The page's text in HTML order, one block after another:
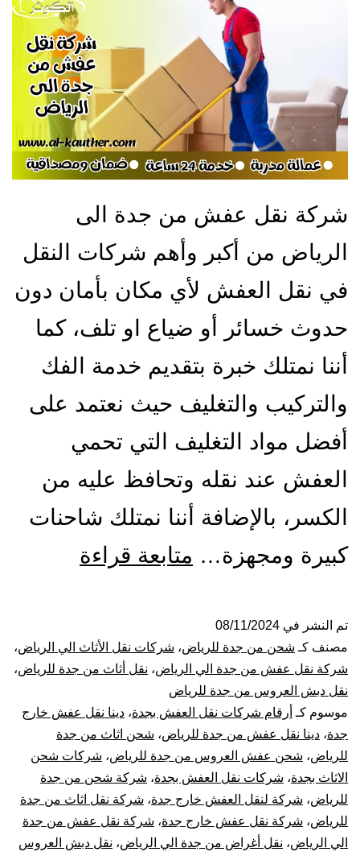
شركة نقل عفش من جدة الى
الرياض من أكبر وأهم شركات النقل
في نقل العفش لأي مكان بأمان دون
حدوث خسائر أو ضياع او تلف، كما
أننا نمتلك خبرة بتقديم خدمة الفك
والتركيب والتغليف حيث نعتمد على
أفضل مواد التغليف التي تحمي
العفش عند نقله وتحافظ عليه من
الكسر، بالإضافة أننا نمتلك شاحنات
كبيرة ومجهزة… متابعة قراءة
من
جدة
الى
الرياض
تم النشر في 08/11/2024
مصنف كـ شحن من جدة للرياض، شركات نقل الأثاث الي الرياض،
شركة نقل عفش من جدة الي الرياض، نقل أثاث من جدة للرياض،
نقل دبش العروس من جدة للرياض
موسوم كـ أرقام شركات نقل العفش بجدة، دينا نقل عفش خارج
جدة، دينا نقل عفش من جدة للرياض، شحن اثاث من جدة
للرياض، شحن عفش العروس من جدة للرياض، شركات شحن
الاثاث بجدة، شركات نقل العفش بجدة، شركة شحن من جدة
للرياض، شركة لنقل العفش خارج جدة، شركة نقل اثاث من جدة
للرياض، شركة نقل عفش خارج جدة، شركة نقل عفش من جدة
الي الرياض، نقل أغراض من جدة الي الرياض، نقل دبش العروس